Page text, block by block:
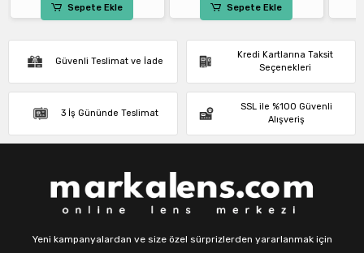
Sepete Ekle Sepete Ekle
Güvenli Teslimat ve İade
Kredi Kartlarına Taksit
Seçenekleri
3 İş Gününde Teslimat
SSL ile %100 Güvenli
Alışveriş
Yeni kampanyalardan ve size özel sürprizlerden yararlanmak için